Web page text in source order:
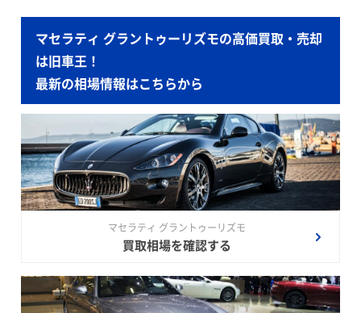
マセラティ グラントゥーリズモの高価買取・売却
は旧車王！
最新の相場情報はこちらから
マセラティ グラントゥーリズモ
買取相場を確認する